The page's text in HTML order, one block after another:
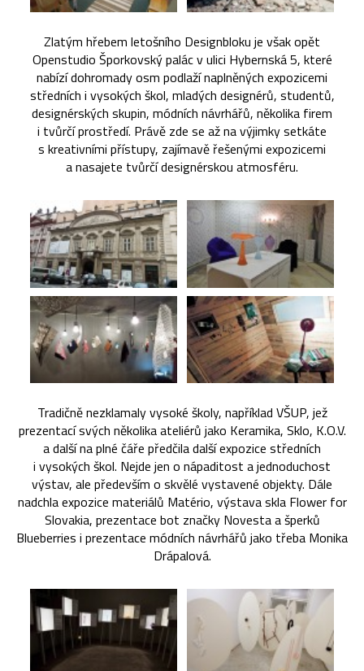
Zlatým hřebem letošního Designbloku je však opět
Openstudio Šporkovský palác v ulici Hybernská 5, které
nabízí dohromady osm podlaží naplněných expozicemi
středních i vysokých škol, mladých designérů, studentů,
designérských skupin, módních návrhářů, několika firem
i tvůrčí prostředí. Právě zde se až na výjimky setkáte
s kreativními přístupy, zajímavě řešenými expozicemi
a nasajete tvůrčí designérskou atmosféru.
Tradičně nezklamaly vysoké školy, například VŠUP, jež
prezentací svých několika ateliérů jako Keramika, Sklo, K.O.V.
a další na plné čáře předčila další expozice středních
i vysokých škol. Nejde jen o nápaditost a jednoduchost
výstav, ale především o skvělé vystavené objekty. Dále
nadchla expozice materiálů Matério, výstava skla Flower for
Slovakia, prezentace bot značky Novesta a šperků
Blueberries i prezentace módních návrhářů jako třeba Monika
Drápalová.